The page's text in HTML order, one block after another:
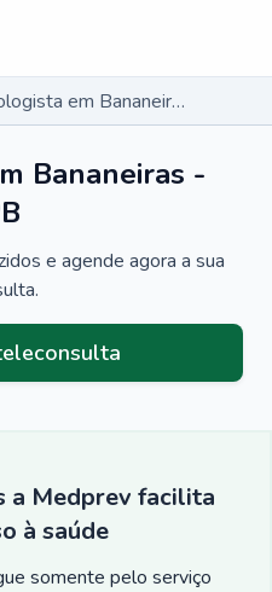
Mastologista em Bananeiras - PB
Bananeiras -
e agende agora a sua
a Medprev facilita
à saúde
somente pelo serviço